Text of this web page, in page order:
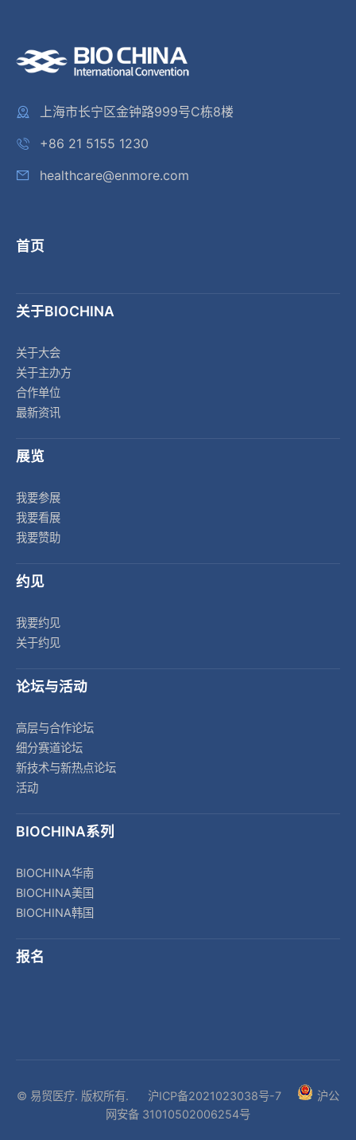
上海市长宁区金钟路999号C栋8楼
+86 21 5155 1230
healthcare@enmore.com
首页
关于BIOCHINA
关于大会
关于主办方
合作单位
最新资讯
展览
我要参展
我要看展
我要赞助
约见
我要约见
关于约见
论坛与活动
高层与合作论坛
细分赛道论坛
新技术与新热点论坛
活动
BIOCHINA系列
BIOCHINA华南
BIOCHINA美国
BIOCHINA韩国
报名
© 易贸医疗. 版权所有. 沪ICP备2021023038号-7
沪公
网安备 31010502006254号